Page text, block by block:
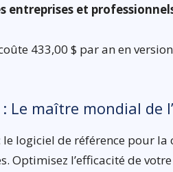
entreprises et
433,00 $ par an en
: Le maître mondial
le logiciel de référence pour
Optimisez l’efficacité de